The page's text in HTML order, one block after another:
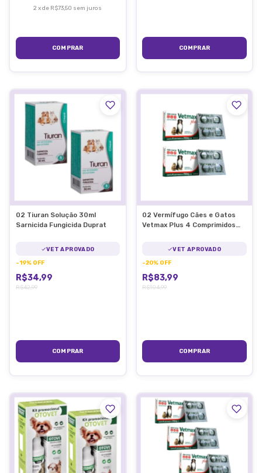
2 xde R$73,50 sem juros
02 Tiuran Solução 30ml
Sarnicida Fungicida Duprat
VET APROVADO
-19% OFF
R$34,99
R$42,99
02 Vermífugo Cães e Gatos
Vetmax Plus 4 Comprimidos
VET APROVADO
-20% OFF
R$83,99
R$104,99